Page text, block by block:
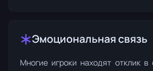
Эмоциональная связь
Многие игроки находят отклик в